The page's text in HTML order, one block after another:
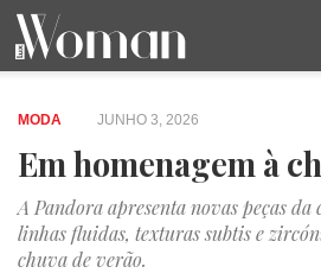
BELEZA
CAPA
LIFESTYLE
MODA
OPINIÃO
PESSOAS
SOCIEDADE
VIDEOS
MODA JUNHO 3, 2026
Em homenagem à
A Pandora apresenta novas peças da
linhas fluidas, texturas subtis e
chuva de verão.